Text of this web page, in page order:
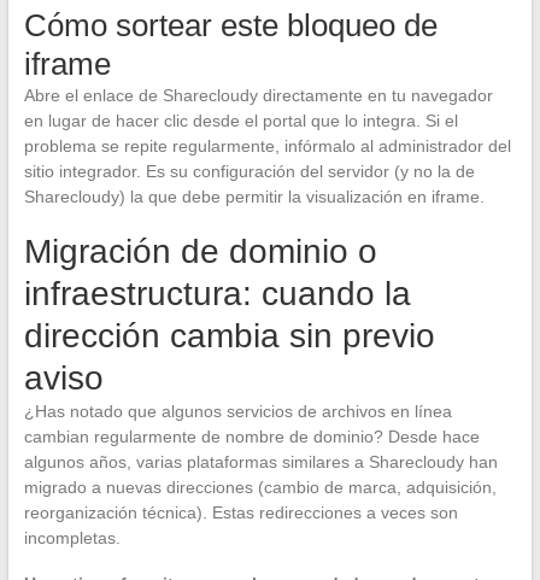
Cómo sortear este bloqueo de
iframe
Abre el enlace de Sharecloudy directamente en tu navegador
en lugar de hacer clic desde el portal que lo integra. Si el
problema se repite regularmente, infórmalo al administrador del
sitio integrador. Es su configuración del servidor (y no la de
Sharecloudy) la que debe permitir la visualización en iframe.
Migración de dominio o
infraestructura: cuando la
dirección cambia sin previo
aviso
¿Has notado que algunos servicios de archivos en línea
cambian regularmente de nombre de dominio? Desde hace
algunos años, varias plataformas similares a Sharecloudy han
migrado a nuevas direcciones (cambio de marca, adquisición,
reorganización técnica). Estas redirecciones a veces son
incompletas.